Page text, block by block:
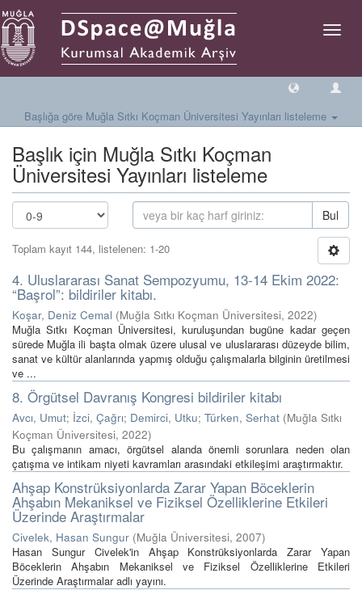
Geçiş
Başlığa göre Muğla Sıtkı Koçman Üniversitesi Yayınları listeleme
Başlık için Muğla Sıtkı Koçman
Üniversitesi Yayınları listeleme
Bul
Toplam kayıt 144, listelenen: 1-20
4. Uluslararası Sanat Sempozyumu, 13-14 Ekim 2022:
“Başrol”: bildiriler kitabı.
Koşar, Deniz Cemal (Muğla Sıtkı Koçman Üniversitesi, 2022)
Muğla Sıtkı Koçman Üniversitesi, kuruluşundan bugüne kadar geçen
sürede Muğla ili başta olmak üzere ulusal ve uluslararası düzeyde bilim,
sanat ve kültür alanlarında yapmış olduğu çalışmalarla bilginin üretilmesi
ve ...
8. Örgütsel Davranış Kongresi bildiriler kitabı
Avcı, Umut; İzci, Çağrı; Demirci, Utku; Türken, Serhat (Muğla Sıtkı
Koçman Üniversitesi, 2022)
Bu çalışmanın amacı, örgütsel alanda önemli sorunlara neden olan
çatışma ve intikam niyeti kavramları arasındaki etkileşimi araştırmaktır.
Ahşap Konstrüksiyonlarda Zarar Yapan Böceklerin
Ahşabın Mekaniksel ve Fiziksel Özelliklerine Etkileri
Üzerinde Araştırmalar
Civelek, Hasan Sungur (Muğla Üniversitesi, 2007)
Hasan Sungur Civelek'in Ahşap Konstrüksiyonlarda Zarar Yapan
Böceklerin Ahşabın Mekaniksel ve Fiziksel Özelliklerine Etkileri
Üzerinde Araştırmalar adlı yayını.